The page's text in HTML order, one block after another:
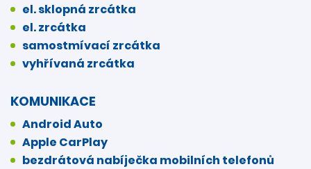
el. sklopná zrcátka
el. zrcátka
samostmívací zrcátka
vyhřívaná zrcátka
KOMUNIKACE
Android Auto
Apple CarPlay
bezdrátová nabíječka mobilních telefonů